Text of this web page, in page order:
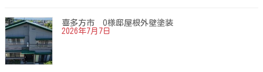
喜多方市 O様邸屋根外壁塗装
2026年7月7日